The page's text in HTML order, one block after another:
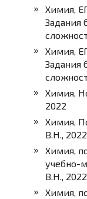
Химия,
Задания
Химия,
Задания
Химия,
2022
Химия,
В.Н., 2022
Химия,
учебно-
В.Н., 2022
Химия,